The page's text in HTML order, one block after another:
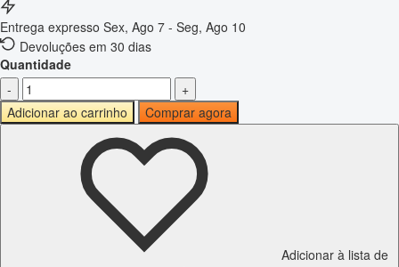
Entrega expresso Sex, Ago 7 - Seg, Ago 10
Devoluções em 30 dias
Quantidade
-
+
Adicionar ao carrinho
Comprar agora
Adicionar à lista de